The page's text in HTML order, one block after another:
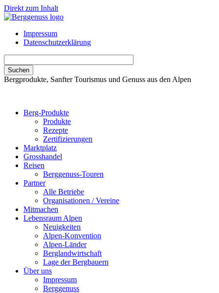
Direkt zum Inhalt
Impressum
Datenschutzerklärung
Bergprodukte, Sanfter Tourismus und Genuss aus den Alpen
Berg-Produkte
Produkte
Rezepte
Zertifizierungen
Marktplatz
Grosshandel
Reisen
Berggenuss-Touren
Partner
Alle Betriebe
Organisationen / Vereine
Mitmachen
Lebensraum Alpen
Neuigkeiten
Alpen-Konvention
Alpen-Länder
Berglandwirtschaft
Lage der Bergbauern
Über uns
Impressum
Berggenuss